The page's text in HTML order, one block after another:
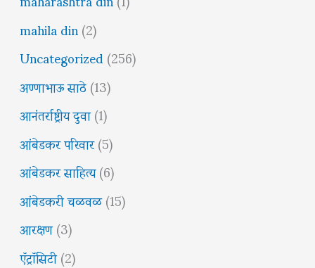
mahila din(2)
Uncategorized(256)
अण्णाभाऊ साठे(13)
आनंतर्राष्ट्रीय दुवा(1)
आंबेडकर परिवार(5)
आंबेडकर साहित्य(6)
आंबेडकरी चळवळ(15)
आरक्षण(3)
ऍट्रॉसिटी(2)